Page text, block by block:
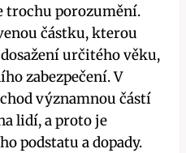
trochu porozumění.
částku, kterou
určitého věku,
zabezpečení. V
významnou částí
lidí, a proto je
podstatu a dopady.